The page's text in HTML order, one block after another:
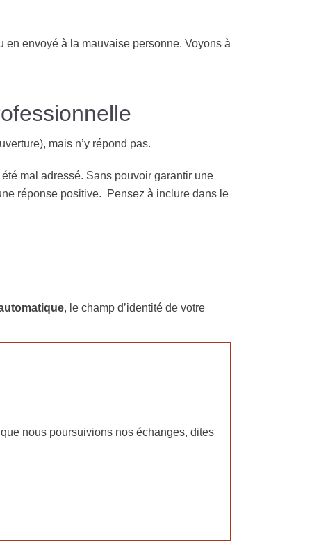
en envoyé à la mauvaise personne. Voyons à
mais n’y répond pas.
mal adressé. Sans pouvoir garantir une
réponse positive. Pensez à inclure dans le
, le champ d’identité de votre
nous poursuivions nos échanges, dites